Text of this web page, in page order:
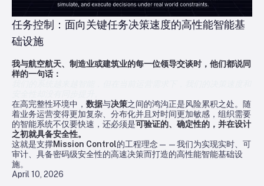
April 10, 2026
任务控制：面向关键任务决策速度的高性能智能基
础设施
我与航空航天、制造业或建筑业的每一位领导交谈时，他们都说同
样的一句话：
在高完整性环境中， 数据与决策之间的鸿沟正是风险累积之处。随
着业务运营变得更加复杂、分布化并且对时间更加敏感，组织需要
的智能系统不仅要快速，还必须是可验证的、确定性的，并在设计
之初就具备安全性。
这就是支撑Mission Control的工程理念——我们为实现实时、可
审计、具备密码级安全性的高速决策而打造的高性能智能基础设
施。